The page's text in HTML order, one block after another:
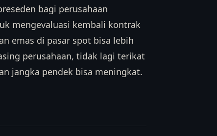
bagi perusahaan
mengevaluasi kembali kontrak
emas di pasar spot bisa lebih
perusahaan, tidak lagi terikat
jangka pendek bisa meningkat.